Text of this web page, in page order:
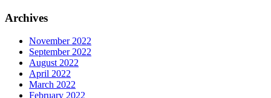
Archives
November 2022
September 2022
August 2022
April 2022
March 2022
February 2022